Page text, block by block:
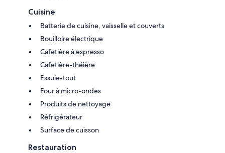
Cuisine
Batterie de cuisine, vaisselle et couverts
Bouilloire électrique
Cafetière à espresso
Cafetière-théière
Essuie-tout
Four à micro-ondes
Produits de nettoyage
Réfrigérateur
Surface de cuisson
Restauration